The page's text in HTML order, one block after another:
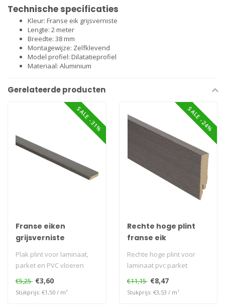
Technische specificaties
Kleur: Franse eik grijsverniste
Lengte: 2 meter
Breedte: 38 mm
Montagewijze: Zelfklevend
Model profiel: Dilatatieprofiel
Materiaal: Aluminium
Gerelateerde producten
SALE -31%
Franse eiken
grijsverniste
plakplint
Plak plint voor laminaat,
parket en PVC vloeren
€5,25 €3,60
Stukprijs: €1,50 / m¹
SALE -24%
Rechte hoge plint
franse eik
grijsvernist
Rechte hoge plint voor
laminaat pvc parket
€11,15 €8,47
Stukprijs: €3,53 / m¹